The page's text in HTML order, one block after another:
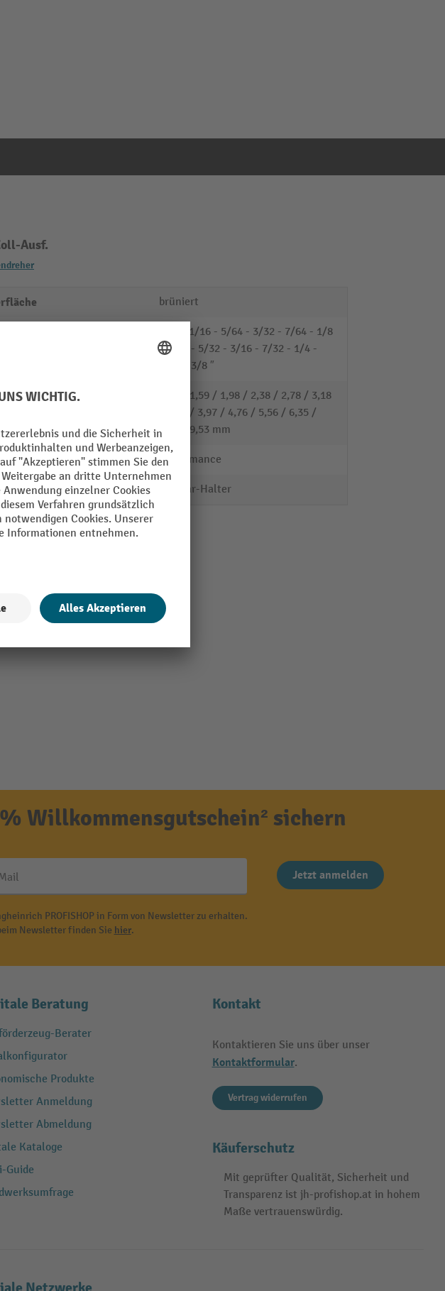
Ausf.
brüniert
0,05 - 1/16 - 5/64 - 3/32 - 7/64 - 1/8
- 9/64 - 5/32 - 3/16 - 7/32 - 1/4 -
5/16 - 3/8 ″
mm
1,27 / 1,59 / 1,98 / 2,38 / 2,78 / 3,18
/ 3,57 / 3,97 / 4,76 / 5,56 / 6,35 /
7,94 / 9,53 mm
Performance
ProStar-Halter
Willkommensgutschein² sichern
Jetzt anmelden
PROFISHOP in Form von Newsletter zu erhalten.
Newsletter finden Sie hier.
Beratung
Berater
Produkte
Anmeldung
Abmeldung
Kataloge
Guide
Kontakt
Kontaktieren Sie uns über unser
Kontaktformular.
Vertrag widerrufen
Käuferschutz
Mit geprüfter Qualität, Sicherheit und
Transparenz ist jh-profishop.at in hohem
Maße vertrauenswürdig.